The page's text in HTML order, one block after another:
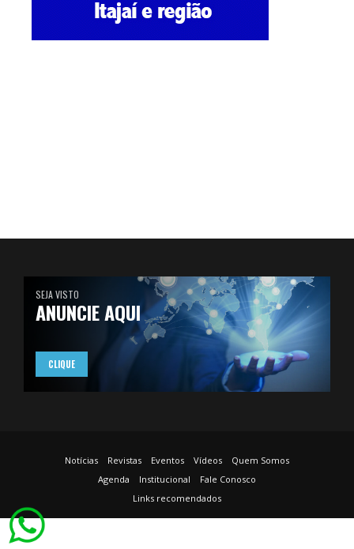
SEJA VISTO
ANUNCIE AQUI
CLIQUE
Notícias Revistas Eventos Vídeos
Quem Somos
Agenda
Institucional
Fale Conosco
Links recomendados